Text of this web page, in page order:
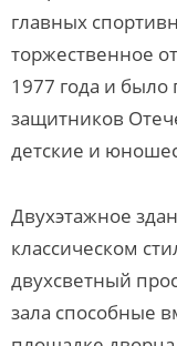
главных
торжественное
1977 года и
защитников
детские и
Двухэтажное
классическом
двухсветный
зала способные